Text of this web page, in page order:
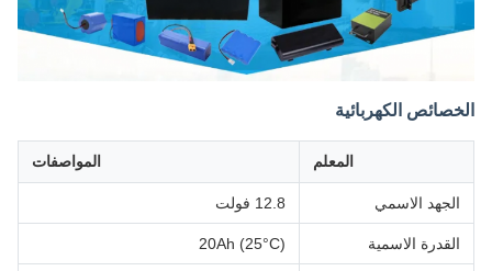
الخصائص الكهربائية
المعلم المواصفات
الجهد الاسمي 12.8 فولت
القدرة الاسمية 20Ah (25°C)